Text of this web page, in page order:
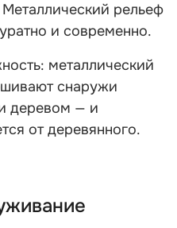
рельеф
и современно.
металлический
снаружи
деревом — и
от деревянного.